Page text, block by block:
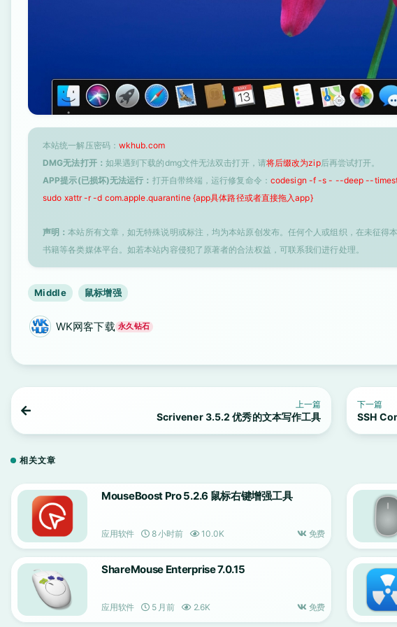
本站统一解压密码： wkhub.com
DMG无法打开： 如果遇到下载的dmg文件无法双击打开，请将后缀改为zip后再尝试打开。
APP提示(已损坏)无法运行： 打开自带终端，运行修复命令： codesign -f -s - --deep --
sudo xattr -r -d com.apple.quarantine {app具体路径或者直接拖入app}
声明：本站所有文章，如无特殊说明或标注，均为本站原创发布。任何个人或组织，在未征得
书籍等各类媒体平台。如若本站内容侵犯了原著者的合法权益，可联系我们进行处理。
Middle 鼠标增强
WK网客下载 永久钻石
上一篇
Scrivener 3.5.2 优秀的文本写作工具
下一篇
SSH
相关文章
MouseBoost Pro 5.2.6 鼠标右键增强工具
应用软件 8 小时前 10.0K 免费
ShareMouse Enterprise 7.0.15
应用软件 5 月前 2.6K 免费